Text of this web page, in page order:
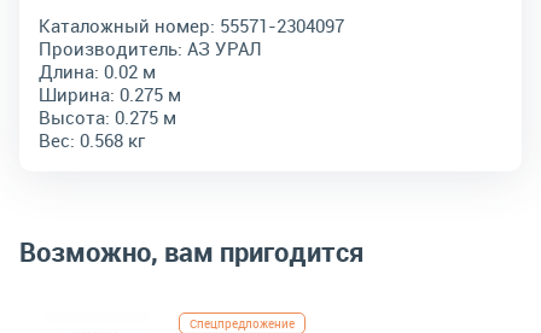
Каталожный номер: 55571-2304097
Производитель: АЗ УРАЛ
Длина: 0.02 м
Ширина: 0.275 м
Высота: 0.275 м
Вес: 0.568 кг
Возможно, вам пригодится
Спецпредложение